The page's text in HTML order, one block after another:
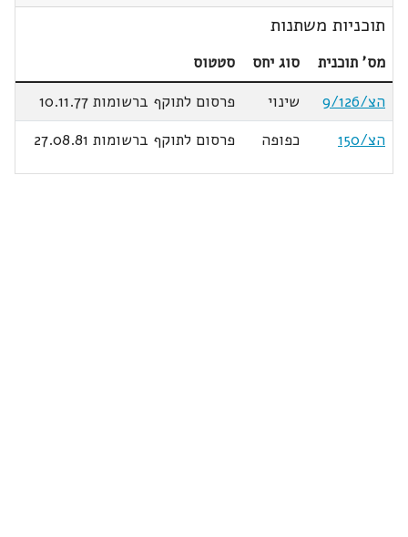
תוכניות משתנות
מס' תוכנית סוג יחס
סטטוס
הצ/9/126
שינוי
פרסום לתוקף ברשומות 10.11.77
הצ/150
כפופה פרסום לתוקף ברשומות 27.08.81